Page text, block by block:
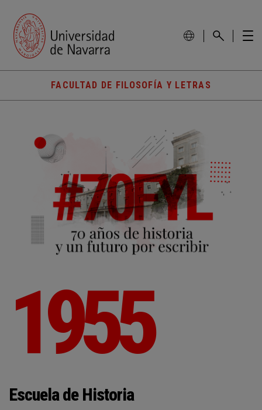
FACULTAD DE FILOSOFÍA Y LETRAS
1955
Escuela de Historia